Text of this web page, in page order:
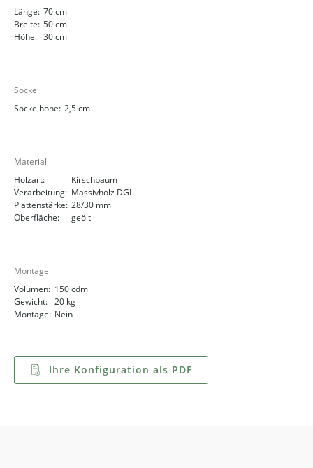
Länge: 70 cm
Breite: 50 cm
Höhe: 30 cm
Sockel
Sockelhöhe: 2,5 cm
Material
Holzart:
Kirschbaum
Verarbeitung: Massivholz DGL
Plattenstärke: 28/30 mm
Oberfläche:
geölt
Montage
Volumen: 150 cdm
Gewicht: 20 kg
Montage: Nein
Ihre Konfiguration als PDF